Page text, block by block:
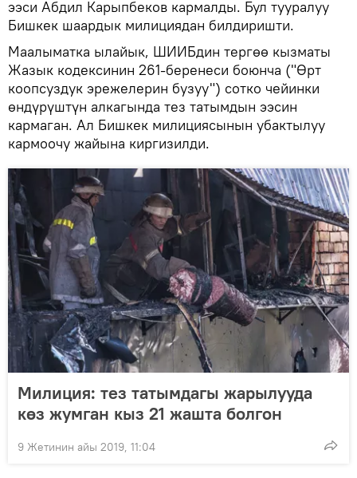
ээси Абдил Карыпбеков кармалды. Бул тууралуу
Бишкек шаардык милициядан билдиришти.
Маалыматка ылайык, ШИИБдин тергөө кызматы
Жазык кодексинин 261-беренеси боюнча ("Өрт
коопсуздук эрежелерин бузуу") сотко чейинки
өндүрүштүн алкагында тез татымдын ээсин
кармаган. Ал Бишкек милициясынын убактылуу
кармоочу жайына киргизилди.
Милиция: тез татымдагы жарылууда
көз жумган кыз 21 жашта болгон
9 Жетинин айы 2019, 11:04